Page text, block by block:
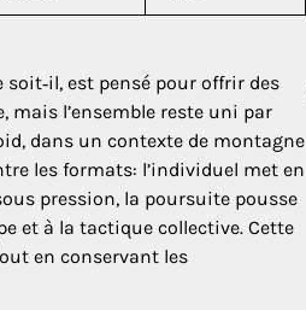
est pensé pour offrir des
mais l’ensemble reste uni par
dans un contexte de montagne
les formats: l’individuel met en
pression, la poursuite pousse
et à la tactique collective. Cette
en conservant les